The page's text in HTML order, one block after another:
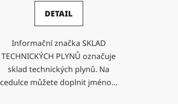
DETAIL
Informační značka SKLAD
TECHNICKÝCH PLYNŮ označuje
sklad technických plynů. Na
cedulce můžete doplnit jméno...